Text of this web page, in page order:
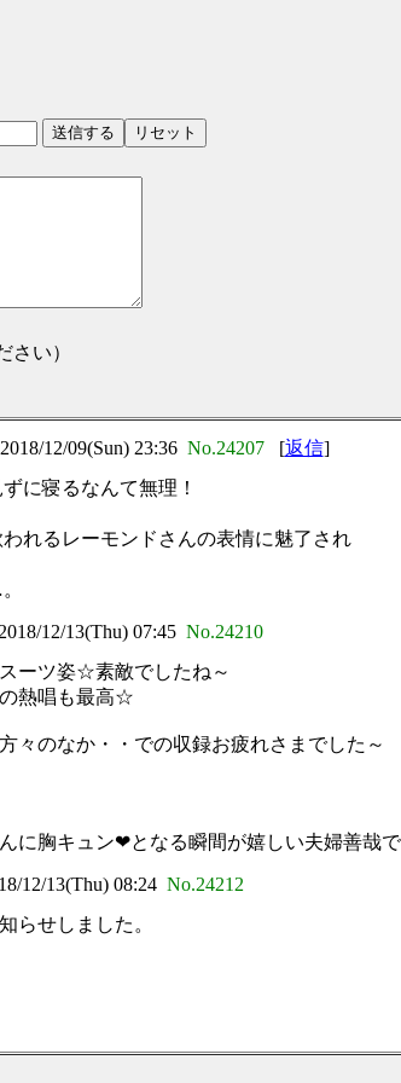
さい）
12/09(Sun) 23:36 No.24207[返信]
に寝るなんて無理！
れるレーモンドさんの表情に魅了され
12/13(Thu) 07:45 No.24210
ーツ姿☆素敵でしたね～
熱唱も最高☆
々のなか・・での収録お疲れさまでした～
に胸キュン❤となる瞬間が嬉しい夫婦善哉
12/13(Thu) 08:24 No.24212
らせしました。